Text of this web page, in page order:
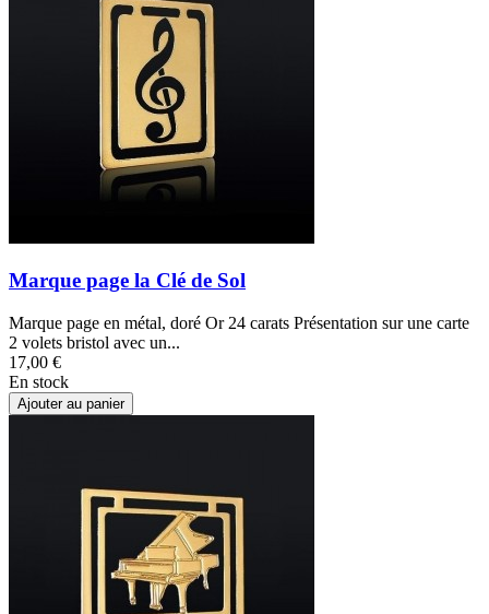
Marque page la Clé de Sol
Marque page en métal, doré Or 24 carats Présentation sur une carte
2 volets bristol avec un...
17,00 €
En stock
Ajouter au panier